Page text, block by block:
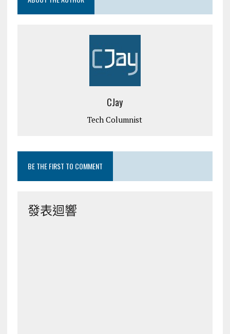
CJay
Tech Columnist
BE THE FIRST TO COMMENT
發表迴響